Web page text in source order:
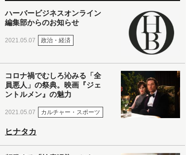
ハーバービジネスオンライン
編集部からのお知らせ
2021.05.07 政治・経済
コロナ禍でむしろ沁みる「全
員悪人」の祭典。映画『ジェ
ントルメン』の魅力
2021.05.07 カルチャー・スポーツ
ヒナタカ